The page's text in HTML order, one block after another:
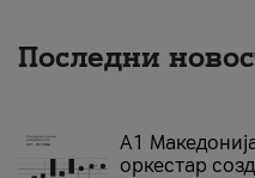
Последни
А1
оркестар